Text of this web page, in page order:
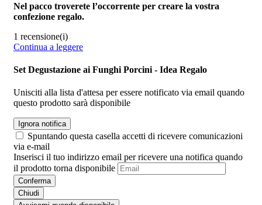
Nel pacco troverete l’occorrente per creare la vostra
confezione regalo.
1 recensione(i)
Continua a leggere
Set Degustazione ai Funghi Porcini - Idea Regalo
Unisciti alla lista d'attesa per essere notificato via email quando
questo prodotto sarà disponibile
Ignora notifica
Spuntando questa casella accetti di ricevere comunicazioni
via e-mail
Inserisci il tuo indirizzo email per ricevere una notifica quando
il prodotto torna disponibile
Conferma
Chiudi